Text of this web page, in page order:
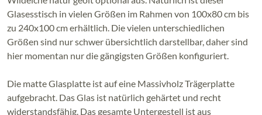
Glasesstisch in vielen Größen im Rahmen von 100x80 cm bis
zu 240x100 cm erhältlich. Die vielen unterschiedlichen
Größen sind nur schwer übersichtlich darstellbar, daher sind
hier momentan nur die gängigsten Größen konfiguriert.
Die matte Glasplatte ist auf eine Massivholz Trägerplatte
aufgebracht. Das Glas ist natürlich gehärtet und recht
widerstandsfähig. Das gesamte Untergestell ist aus